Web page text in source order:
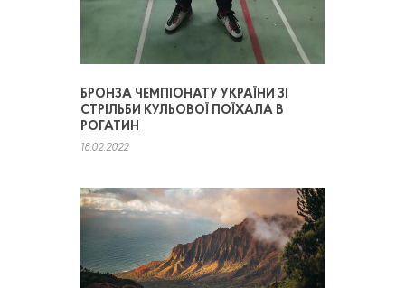
БРОНЗА ЧЕМПІОНАТУ УКРАЇНИ ЗІ
СТРІЛЬБИ КУЛЬОВОЇ ПОЇХАЛА В
РОГАТИН
18.02.2022